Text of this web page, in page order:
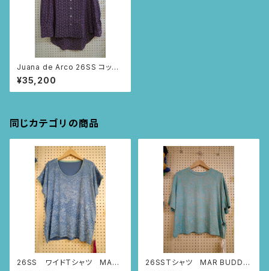
Juana de Arco 26SS コット
ン刺繍シャツ – MAR BUDDHA
/ 貝ボタン・ロング丈シャツ (ネ
イビー/Mサイズ)
¥35,200
同じカテゴリの商品
26SS ワイドTシャツ MAR
26SSTシャツ MAR BUDDH